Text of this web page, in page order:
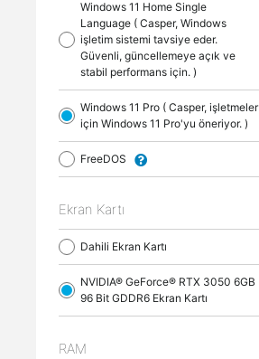
Windows 11 Home Single
Language ( Casper, Windows
işletim sistemi tavsiye eder.
Güvenli, güncellemeye açık ve
stabil performans için. )
Windows 11 Pro ( Casper, işletmeler
için Windows 11 Pro'yu öneriyor. )
FreeDOS
Ekran Kartı
Dahili Ekran Kartı
NVIDIA® GeForce® RTX 3050 6GB
96 Bit GDDR6 Ekran Kartı
RAM